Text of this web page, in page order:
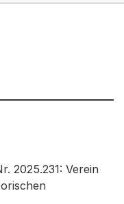
Geschäft
2025.231: Verein